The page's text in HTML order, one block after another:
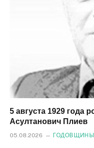
5 августа 1929 года
Асултанович Плиев
05.08.2026 ГОДОВЩИНЫ